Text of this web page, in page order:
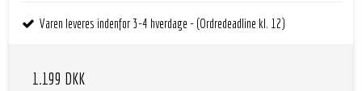
Varen leveres indenfor 3-4 hverdage - (Ordredeadline kl. 12)
1.199 DKK